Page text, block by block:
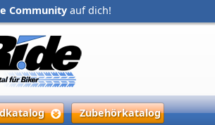
Community auf dich!
Zubehörkatalog